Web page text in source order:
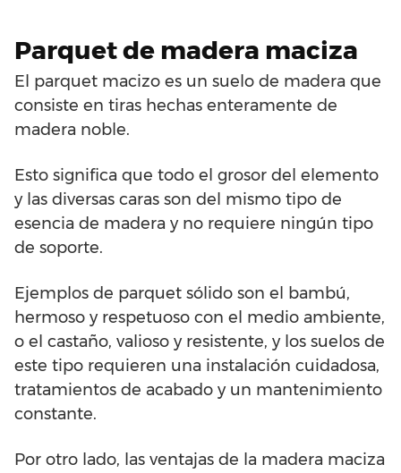
Parquet de madera maciza
El parquet macizo es un suelo de madera que
consiste en tiras hechas enteramente de
madera noble.
Esto significa que todo el grosor del elemento
y las diversas caras son del mismo tipo de
esencia de madera y no requiere ningún tipo
de soporte.
Ejemplos de parquet sólido son el bambú,
hermoso y respetuoso con el medio ambiente,
o el castaño, valioso y resistente, y los suelos de
este tipo requieren una instalación cuidadosa,
tratamientos de acabado y un mantenimiento
constante.
Por otro lado, las ventajas de la madera maciza